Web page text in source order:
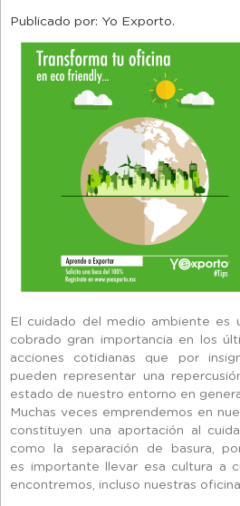
Publicado por: Yo Exporto.
El cuidado del medio ambiente es
cobrado gran importancia en los
acciones cotidianas que por
pueden representar una
estado de nuestro entorno en
Muchas veces emprendemos en
constituyen una aportación al
como la separación de basura,
es importante llevar esa cultura a
encontremos, incluso nuestras